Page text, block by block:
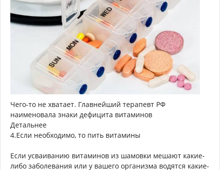
Чего-то не хватает. Главнейший терапевт РФ
наименовала знаки дефицита витаминов
Детальнее
4.Если необходимо, то пить витамины
Если усваиванию витаминов из шамовки мешают какие-
либо заболевания или у вашего организма водятся какие-